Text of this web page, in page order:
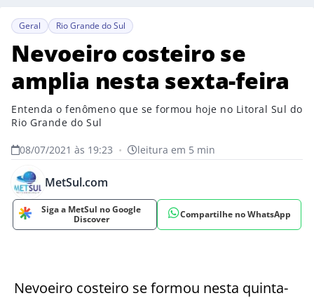
Geral Rio Grande do Sul
Nevoeiro costeiro se
amplia nesta sexta-feira
Entenda o fenômeno que se formou hoje no Litoral Sul do
Rio Grande do Sul
08/07/2021 às 19:23 • leitura em 5 min
MetSul.com
Siga a MetSul no Google
Discover
Compartilhe no WhatsApp
Nevoeiro costeiro se formou nesta quinta-